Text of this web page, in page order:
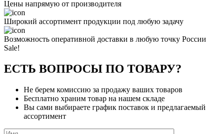
Цены напрямую от производителя
Широкий ассортимент продукции под любую задачу
Возможность оперативной доставки в любую точку России
Sale!
ЕСТЬ ВОПРОСЫ ПО ТОВАРУ?
Не берем комиссию за продажу ваших товаров
Бесплатно храним товар на нашем складе
Вы сами выбираете график поставок и предлагаемый
ассортимент